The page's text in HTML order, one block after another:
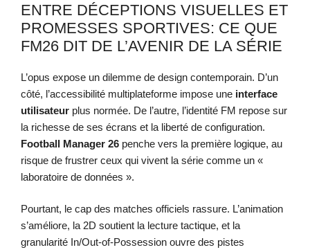
ENTRE DÉCEPTIONS VISUELLES ET
PROMESSES SPORTIVES: CE QUE
FM26 DIT DE L’AVENIR DE LA SÉRIE
L’opus expose un dilemme de design contemporain. D’un
côté, l’accessibilité multiplateforme impose une interface
utilisateur plus normée. De l’autre, l’identité FM repose sur
la richesse de ses écrans et la liberté de configuration.
Football Manager 26 penche vers la première logique, au
risque de frustrer ceux qui vivent la série comme un «
laboratoire de données ».
Pourtant, le cap des matches officiels rassure. L’animation
s’améliore, la 2D soutient la lecture tactique, et la
granularité In/Out-of-Possession ouvre des pistes